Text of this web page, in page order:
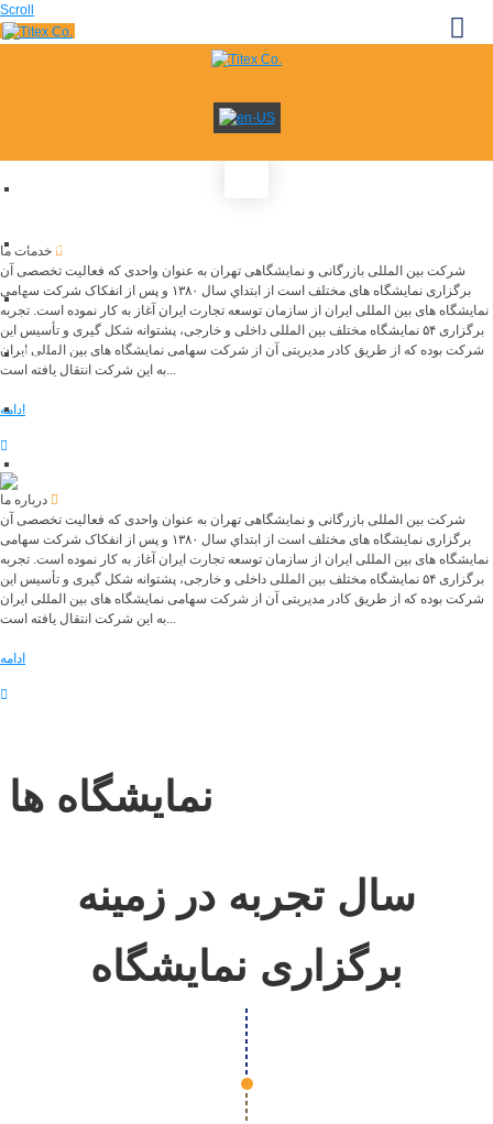
Scroll
نمایشگاه ها
خدمات
درباره ما
شرکت بین المللی بازرگانی و نمایشگاهی تهران به عنوان واحدی که فعالیت تخصصی آن
برگزاری نمایشگاه های مختلف است از ابتداي سال ۱۳۸۰ و پس از انفکاک شرکت سهامی
نمایشگاه های بین المللی ایران از سازمان توسعه تجارت ایران آغاز به کار نموده است. تجربه
برگزاری ۵۴ نمایشگاه مختلف بین المللی داخلی و خارجی، پشتوانه شکل گیری و تأسیس این
شرکت بوده که از طریق کادر مدیریتی آن از شرکت سهامی نمایشگاه های بین المللی ایران
به این شرکت انتقال یافته است...
ادامه
شرکت بین المللی بازرگانی و نمایشگاهی تهران به عنوان واحدی که فعالیت تخصصی آن
برگزاری نمایشگاه های مختلف است از ابتداي سال ۱۳۸۰ و پس از انفکاک شرکت سهامی
نمایشگاه های بین المللی ایران از سازمان توسعه تجارت ایران آغاز به کار نموده است. تجربه
برگزاری ۵۴ نمایشگاه مختلف بین المللی داخلی و خارجی، پشتوانه شکل گیری و تأسیس این
شرکت بوده که از طریق کادر مدیریتی آن از شرکت سهامی نمایشگاه های بین المللی ایران
به این شرکت انتقال یافته است...
ادامه
نمایشگاه ها
سال تجربه در زمینه
برگزاری نمایشگاه